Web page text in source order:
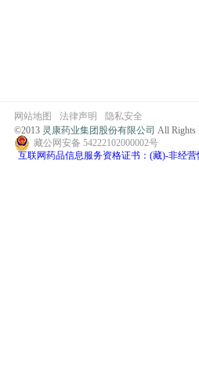
网站地图 法律声明
隐私安全
©2013 灵康药业集团股份有限公司 All Rights
藏公网安备 54222102000002号
互联网药品信息服务资格证书：(藏)-非经营